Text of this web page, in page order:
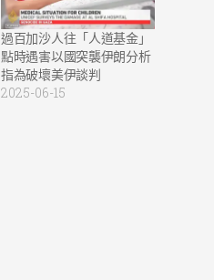
過百加沙人往「人道基金」
點時遇害以國突襲伊朗分析
指為破壞美伊談判
2025-06-15